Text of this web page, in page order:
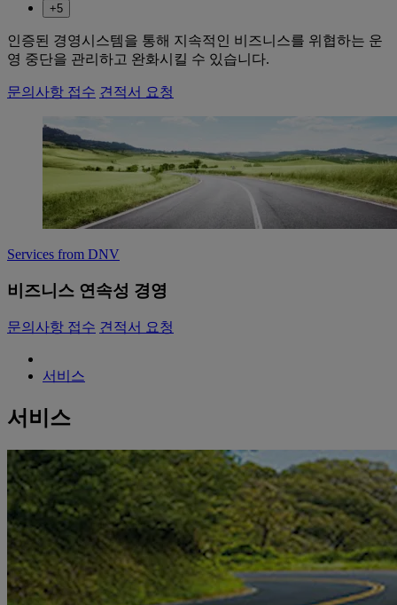
+5
인증된 경영시스템을 통해 지속적인 비즈니스를 위협하는 운
영 중단을 관리하고 완화시킬 수 있습니다.
문의사항 접수 견적서 요청
Services from DNV
비즈니스 연속성 경영
문의사항 접수 견적서 요청
서비스
서비스